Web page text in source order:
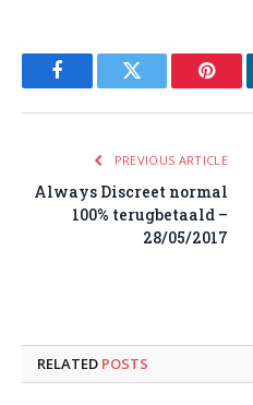
FacebookTwitter
PREVIOUS ARTICLE
Always Discreet normal
100% terugbetaald –
28/05/2017
RELATED POSTS